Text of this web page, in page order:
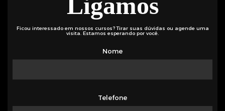
Ficou interessado em nossos cursos? Tirar suas dúvidas ou agende uma
visita. Estamos esperando por você.
Nome
Telefone